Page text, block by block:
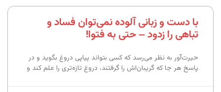
با دست و زبانی آلوده نمی‌توان فساد و
تباهی را زدود – حتی به فتوا!
حیرت‌آور به نظر می‌رسد که کسی بتواند پیاپی دروغ بگوید و در
پاسخ هر جا که گریبا‌ن‌اش را گرفتند، دروغ تازه‌تری را علم کند و